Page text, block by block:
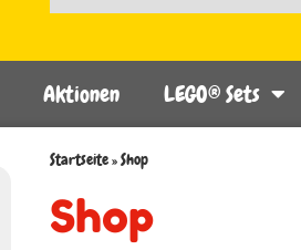
Aktionen LEGO® Sets
Startseite»Shop
Shop